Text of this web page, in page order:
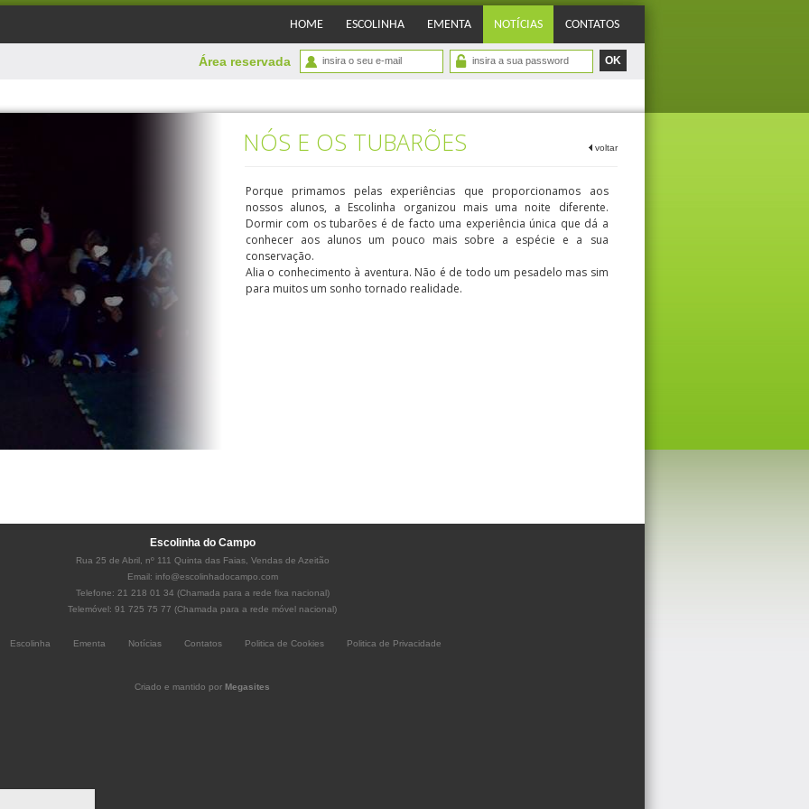
HOME ESCOLINHA EMENTA NOTÍCIAS CONTATOS
Área reservada
NÓS E OS TUBARÕES voltar
Porque primamos pelas experiências que proporcionamos aos
nossos alunos, a Escolinha organizou mais uma noite diferente.
Dormir com os tubarões é de facto uma experiência única que dá a
conhecer aos alunos um pouco mais sobre a espécie e a sua
conservação.
Alia o conhecimento à aventura. Não é de todo um pesadelo mas sim
para muitos um sonho tornado realidade.
Escolinha do Campo
Rua 25 de Abril, nº 111 Quinta das Faias, Vendas de Azeitão
Email: info@escolinhadocampo.com
Telefone: 21 218 01 34 (Chamada para a rede fixa nacional)
Telemóvel: 91 725 75 77 (Chamada para a rede móvel nacional)
Escolinha Ementa Notícias Contatos Politica de Cookies Politica de Privacidade
Criado e mantido por Megasites